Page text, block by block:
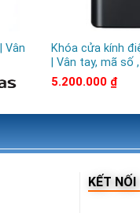
Vân
Khóa cửa kính
| Vân tay, mã số
5.200.000 ₫
KẾT NỐI